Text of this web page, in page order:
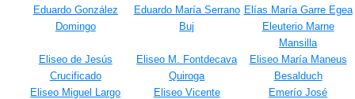
Eduardo González
Domingo
Eduardo María Serrano
Buj
Elías María Garre Egea
Eleuterio Marne
Mansilla
Eliseo de Jesús
Crucificado
Eliseo M. Fontdecava
Quiroga
Eliseo María Maneus
Besalduch
Eliseo Miguel Largo
Eliseo Vicente
Emerío José